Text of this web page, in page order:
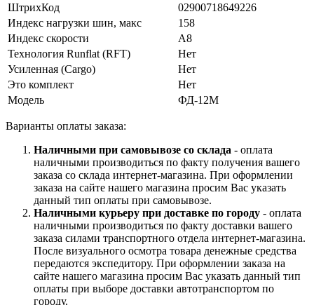
ШтрихКод
02900718649226
Индекс нагрузки шин, макс
158
Индекс скорости
A8
Технология Runflat (RFT)
Нет
Усиленная (Cargo)
Нет
Это комплект
Нет
Модель
ФД-12М
Варианты оплаты заказа:
Наличными при самовывозе со склада - оплата
наличными производиться по факту получения вашего
заказа со склада интернет-магазина. При оформлении
заказа на сайте нашего магазина просим Вас указать
данный тип оплаты при самовывозе.
Наличными курьеру при доставке по городу - оплата
наличными производиться по факту доставки вашего
заказа силами транспортного отдела интернет-магазина.
После визуального осмотра товара денежные средства
передаются экспедитору. При оформлении заказа на
сайте нашего магазина просим Вас указать данный тип
оплаты при выборе доставки автотранспортом по
городу.